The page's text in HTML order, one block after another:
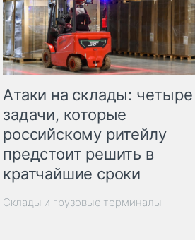
Атаки на склады: четыре
задачи, которые
российскому ритейлу
предстоит решить в
кратчайшие сроки
Склады и грузовые терминалы